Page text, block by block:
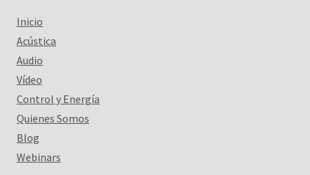
Inicio
Acústica
Audio
Vídeo
Control y Energía
Quienes Somos
Blog
Webinars